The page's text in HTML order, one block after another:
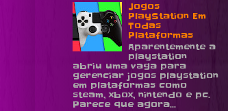
Jogos
PlayStation Em
Todas
Plataformas
Aparentemente a
playstation
abriu uma vaga para
gerenciar jogos playstation
em plataformas como
steam, xbox, nintendo e pc.
Parece que agora...